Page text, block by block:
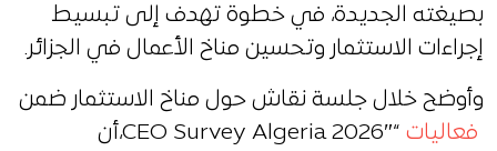
بصيغته الجديدة، في خطوة تهدف إلى تبسيط
إجراءات الاستثمار وتحسين مناخ الأعمال في الجزائر.
وأوضح خلال جلسة نقاش حول مناخ الاستثمار ضمن
فعاليات
“CEO Survey Algeria 2026″،أن